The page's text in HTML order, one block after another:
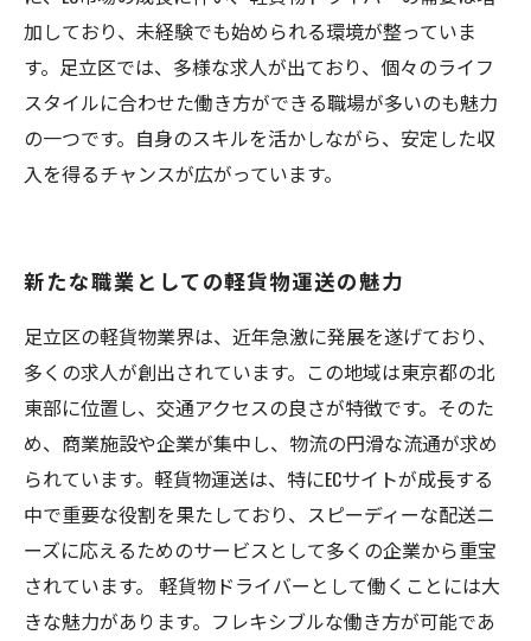
加しており、未経験でも始められる環境が整っていま
す。足立区では、多様な求人が出ており、個々のライフ
スタイルに合わせた働き方ができる職場が多いのも魅力
の一つです。自身のスキルを活かしながら、安定した収
入を得るチャンスが広がっています。
新たな職業としての軽貨物運送の魅力
足立区の軽貨物業界は、近年急激に発展を遂げており、
多くの求人が創出されています。この地域は東京都の北
東部に位置し、交通アクセスの良さが特徴です。そのた
め、商業施設や企業が集中し、物流の円滑な流通が求め
られています。軽貨物運送は、特にECサイトが成長する
中で重要な役割を果たしており、スピーディーな配送ニ
ーズに応えるためのサービスとして多くの企業から重宝
されています。 軽貨物ドライバーとして働くことには大
きな魅力があります。フレキシブルな働き方が可能であ